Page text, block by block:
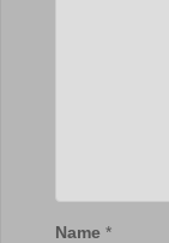
Name *